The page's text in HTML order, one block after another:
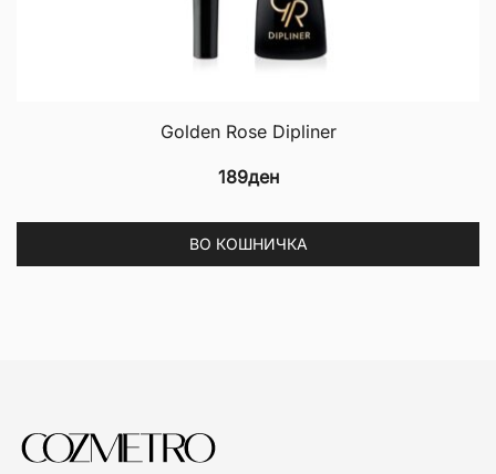
Golden Rose Dipliner
189ден
ВО КОШНИЧКА